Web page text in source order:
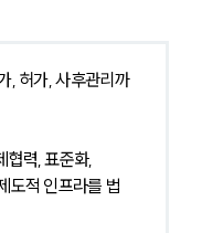
, 허가, 사후관리까
력, 표준화,
도적 인프라를 법